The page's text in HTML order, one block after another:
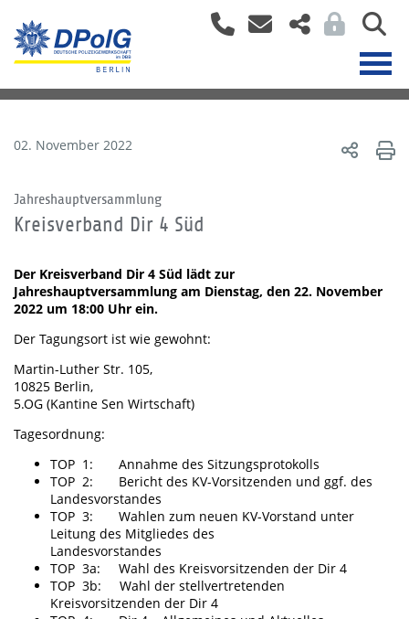
02. November 2022
Jahreshauptversammlung
Kreisverband Dir 4 Süd
Der Kreisverband Dir 4 Süd lädt zur
Jahreshauptversammlung am Dienstag, den 22. November
2022 um 18:00 Uhr ein.
Der Tagungsort ist wie gewohnt:
Martin-Luther Str. 105,
10825 Berlin,
5.OG (Kantine Sen Wirtschaft)
Tagesordnung:
TOP 1: Annahme des Sitzungsprotokolls
TOP 2: Bericht des KV-Vorsitzenden und ggf. des
Landesvorstandes
TOP 3: Wahlen zum neuen KV-Vorstand unter
Leitung des Mitgliedes des
Landesvorstandes
TOP 3a: Wahl des Kreisvorsitzenden der Dir 4
TOP 3b: Wahl der stellvertretenden
Kreisvorsitzenden der Dir 4